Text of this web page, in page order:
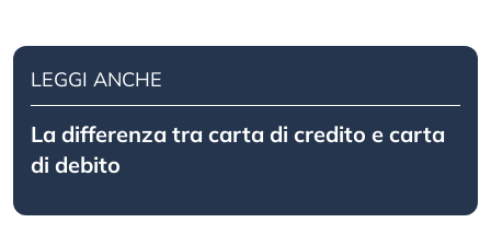
LEGGI ANCHE
La differenza tra carta di credito e carta
di debito